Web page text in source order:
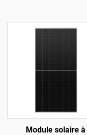
Module solaire à